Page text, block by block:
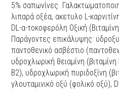
5% σαπωνίνες.
λιπαρά οξέα, ακετυλο L-
DL-α-τοκοφερόλη Οξική
Παράγοντες επικάλυψης:
παντοθενικό ασβέστιο
υδροχλωρική θειαμίνη
Β2), υδροχλωρική πυριδοξίνη
γλουταμινικό οξύ (φολικό οξύ),